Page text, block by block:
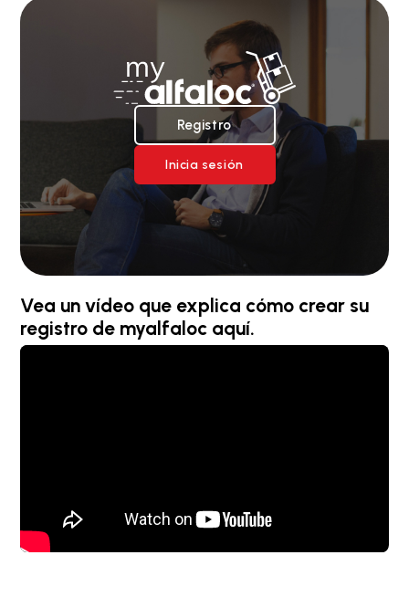
Registro
Inicia sesión
Vea un vídeo que explica cómo crear su
registro de myalfaloc aquí.